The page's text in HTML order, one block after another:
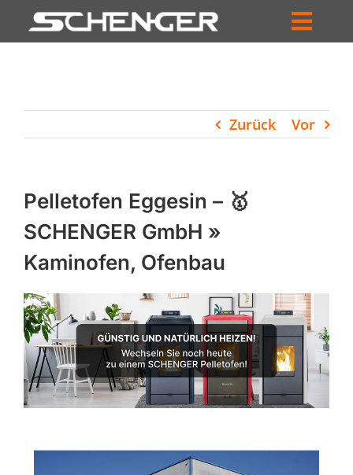
Inhalt
HÄNDLERSUCHE
UNTERNEHMEN
PROFIL
WARENKORB
PRODUCTS
SEARCH
Zurück Vor
Pelletofen Eggesin – 🥇
SCHENGER GmbH »
Kaminofen, Ofenbau